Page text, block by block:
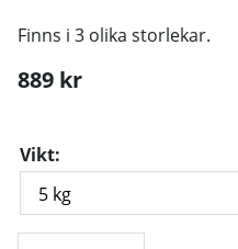
Finns i 3 olika storlekar.
889 kr
Vikt: